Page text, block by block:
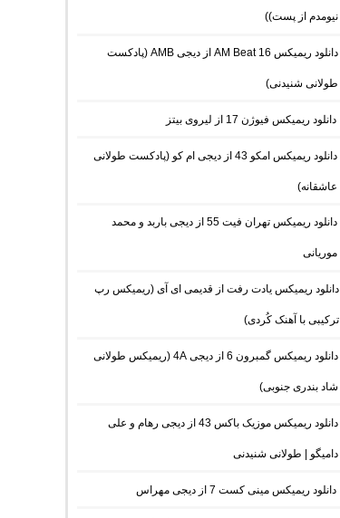
نیومدم از پست))
دانلود ریمیکس AM Beat 16 از دیجی AMB (پادکست
طولانی شنیدنی)
دانلود ریمیکس فیوژن 17 از لیروی بیتز
دانلود ریمیکس امکو 43 از دیجی ام کو (پادکست طولانی
عاشقانه)
دانلود ریمیکس تهران فیت 55 از دیجی باربد و محمد
موریانی
دانلود ریمیکس یادت رفت از قدیمی ای آی (ریمیکس رپ
ترکیبی با آهنک کُردی)
دانلود ریمیکس گمبرون 6 از دیجی 4A (ریمیکس طولانی
شاد بندری جنوبی)
دانلود ریمیکس موزیک باکس 43 از دیجی رهام و علی
دامیگو | طولانی شنیدنی
دانلود ریمیکس مینی کست 7 از دیجی مهراس